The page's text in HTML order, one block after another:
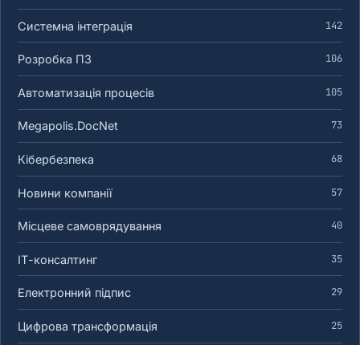
Системна інтеграція 142
Розробка ПЗ 106
Автоматизація процесів 105
Megapolis.DocNet 73
Кібербезпека 68
Новини компанії 57
Місцеве самоврядування 40
ІТ-консалтинг 35
Електронний підпис 29
Цифрова трансформація 25